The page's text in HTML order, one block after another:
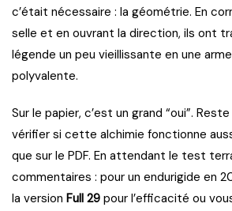
c’était nécessaire : la géométrie. En
selle et en ouvrant la direction, ils ont
légende un peu vieillissante en une
polyvalente.
Sur le papier, c’est un grand “oui”.
vérifier si cette alchimie fonctionne
que sur le PDF. En attendant le test
commentaires : pour un endurigide en
la version Full 29 pour l’efficacité ou